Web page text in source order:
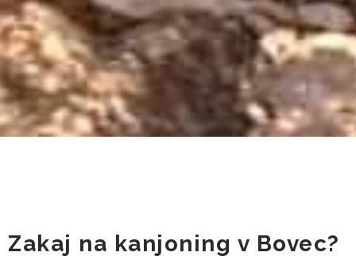
Zakaj na kanjoning v Bovec?